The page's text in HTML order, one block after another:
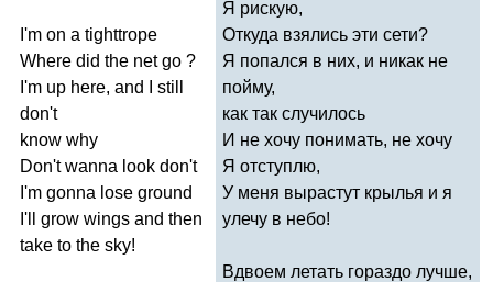
I'm on a tighttrope
Where did the net go ?
I'm up here, and
still
don't
know why
Don't wanna look don't
I'm gonna lose ground
I'll
grow wings and then
take to the sky!
Я рискую,
Откуда взялись эти сети?
Я попался в них, и никак не
пойму,
как так случилось
И не хочу понимать, не хочу
Я отступлю,
У меня вырастут крылья и я
улечу в небо!
Вдвоем летать гораздо лучше,